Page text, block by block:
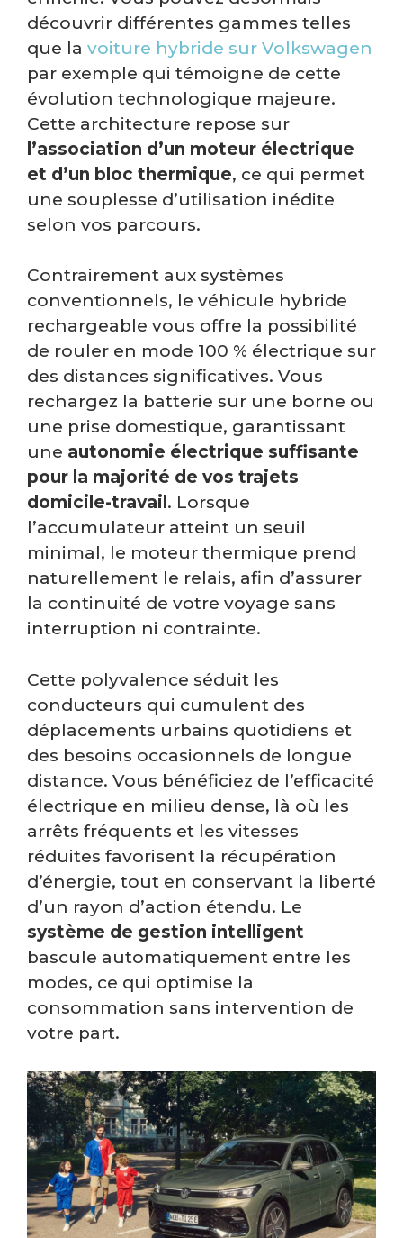
découvrir différentes gammes telles
que la voiture hybride sur Volkswagen
par exemple qui témoigne de cette
évolution technologique majeure.
Cette architecture repose sur
l’association d’un moteur électrique
et d’un bloc thermique, ce qui permet
une souplesse d’utilisation inédite
selon vos parcours.
Contrairement aux systèmes
conventionnels, le véhicule hybride
rechargeable vous offre la possibilité
de rouler en mode 100 % électrique sur
des distances significatives. Vous
rechargez la batterie sur une borne ou
une prise domestique, garantissant
une autonomie électrique suffisante
pour la majorité de vos trajets
domicile-travail . Lorsque
l’accumulateur atteint un seuil
minimal, le moteur thermique prend
naturellement le relais, afin d’assurer
la continuité de votre voyage sans
interruption ni contrainte.
Cette polyvalence séduit les
conducteurs qui cumulent des
déplacements urbains quotidiens et
des besoins occasionnels de longue
distance. Vous bénéficiez de l’efficacité
électrique en milieu dense, là où les
arrêts fréquents et les vitesses
réduites favorisent la récupération
d’énergie, tout en conservant la liberté
d’un rayon d’action étendu. Le
système de gestion intelligent
bascule automatiquement entre les
modes, ce qui optimise la
consommation sans intervention de
votre part.